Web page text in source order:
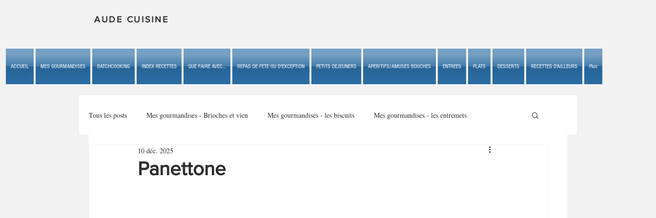
AUDE CUISINE
ACCUEIL MES GOURMANDISES BATCHCOOKING INDEX RECETTES QUE FAIRE AVEC... REPAS DE FETE OU D'EXCEPTION PETITS DEJEUNERS APERITIFS/AMUSES BOUCHES ENTREES PLATS DESSERTS RECETTES D'AILLEURS Plus
Tous les posts Mes gourmandises - Brioches et vien Mes gourmandises - les biscuits Mes gourmandises - les entremets
Mes gourmandises - les gâteaux du b
Panettone
10 déc. 2025